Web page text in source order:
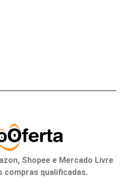
Shopee e Mercado Livre
compras qualificadas.